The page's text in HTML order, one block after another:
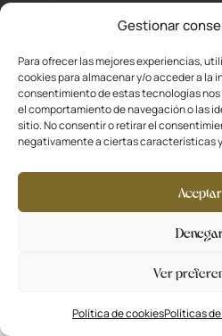
Gestionar
Para ofrecer las mejores experiencias,
cookies para almacenar y/o acceder a la
consentimiento de estas tecnologías
el comportamiento de navegación o las
sitio. No consentir o retirar el
negativamente a ciertas características
Aceptar
Ver
Política de cookiesPolíticas
Privacidad
Cookies
Aviso legal
Desarrollado porLa Ola Buena